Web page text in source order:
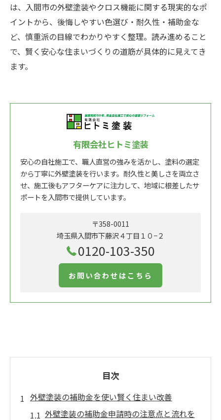
は、入間市の外壁塗装やクロス機能に関する現実的なポ
イントから、後悔しやすい色選び・耐久性・補助金な
ど、慎重派の目線でわかりやすく整理。読み進めること
で、賢く安心な住まいづくりの道筋が具体的に見えてき
ます。
有限会社ヒトミ塗装
安心の自社施工で、職人直営の強みを活かし、塗料の選定
から丁寧に外壁塗装を行います。耐久性と美しさを両立さ
せ、施工後もアフターケアに注力して、地域に根差したサ
ポートを入間市で提供しています。
〒358-0011
埼玉県入間市下藤沢４丁目１０−２
0120-103-350
お問い合わせはこちら
目次
外壁塗装の補助金を使い賢く住まい改善
外壁塗装の補助金申請時の注意点と流れを